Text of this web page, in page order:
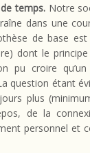
temps.Notre
dans une
de base
dont le
pu croire qu’un
question étant
plus
de la
personnel et